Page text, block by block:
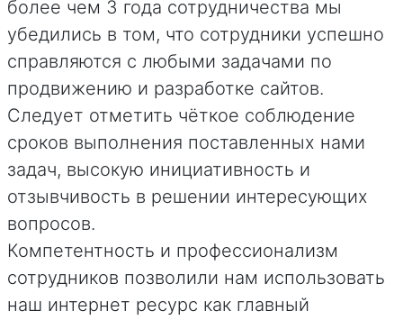
более чем 3 года сотрудничества мы
убедились в том, что сотрудники успешно
справляются с любыми задачами по
продвижению и разработке сайтов.
Следует отметить чёткое соблюдение
сроков выполнения поставленных нами
задач, высокую инициативность и
отзывчивость в решении интересующих
вопросов.
Компетентность и профессионализм
сотрудников позволили нам использовать
наш интернет ресурс как главный